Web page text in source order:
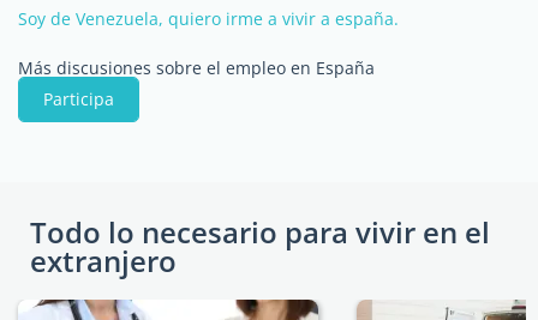
Soy de Venezuela, quiero irme a vivir a españa.
Más discusiones sobre el empleo en España
Participa
Todo lo necesario para vivir en el
extranjero